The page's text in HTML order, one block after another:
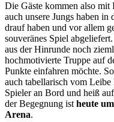
Die Gäste kommen also
auch unsere Jungs haben in
drauf haben und vor allem
souveränes Spiel
aus der Hinrunde noch
hochmotivierte Truppe auf
Punkte einfahren möchte.
auch tabellarisch vom
Spieler an Bord und heiß
der Begegnung ist heute
Arena.